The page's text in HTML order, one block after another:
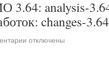
3.64: analysis-
changes-
отключены